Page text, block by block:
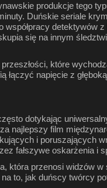
produkcje tego
Duńskie seriale
współpracy detektywów
się na innym
które
napięcie z
dotykając
najlepszy film
i poruszających
fałszywe oskarżenia i
która przenosi widzów
to, jak duńscy twórcy